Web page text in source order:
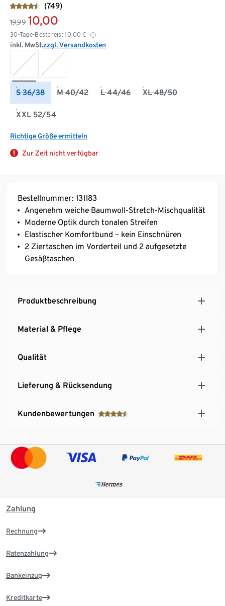
(749)
19,99 10,00
30-Tage-Bestpreis: 10,00 €
inkl. MwSt.zzgl. Versandkosten
S 36/38 M 40/42 L 44/46 XL 48/50
XXL 52/54
Richtige Größe ermitteln
Zur Zeit nicht verfügbar
Bestellnummer: 131183
Angenehm weiche Baumwoll-Stretch-Mischqualität
Moderne Optik durch tonalen Streifen
Elastischer Komfortbund – kein Einschnüren
2 Ziertaschen im Vorderteil und 2 aufgesetzte
Gesäßtaschen
Produktbeschreibung
Material & Pflege
Qualität
Lieferung & Rücksendung
Kundenbewertungen
Zahlung
Rechnung
Ratenzahlung
Bankeinzug
Kreditkarte